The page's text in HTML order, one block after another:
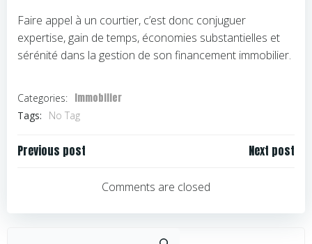
Faire appel à un courtier, c’est donc conjuguer
expertise, gain de temps, économies substantielles et
sérénité dans la gestion de son financement immobilier.
Categories: Immobilier
Tags: No Tag
Navigation
Previous post
l’article
Next post
Comments are closed
Rechercher